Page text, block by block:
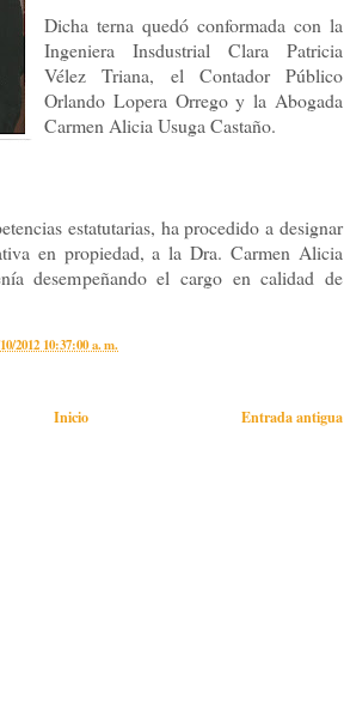
Dicha terna quedó conformada con la
Ingeniera Insdustrial Clara Patricia
Vélez Triana, el Contador Público
Orlando Lopera Orrego y la Abogada
Carmen Alicia Usuga Castaño.
estatutarias, ha procedido a designar
en propiedad, a la Dra. Carmen Alicia
desempeñando el cargo en calidad de
2012 10:37:00 a. m.
Entrada antigua
Inicio